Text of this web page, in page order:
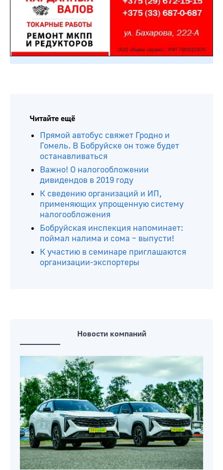
Читайте ещё
Прямой автобус свяжет Гродно и
Гомель. В Бобруйске он тоже будет
останавливаться
Важно! О налогообложении
дивидендов в 2019 году
К сведению организаций и ИП,
применяющих упрощенную систему
налогообложения
Бобруйская инспекция напоминает:
поймал налима и сома – выпусти!
К участию в семинаре приглашаются
организации-экспортеры
Новости компаний